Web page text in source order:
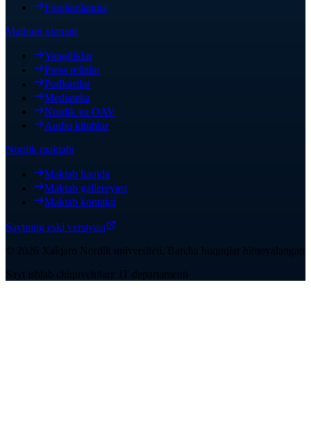
Fotojamlanma
Matbuot xizmati
Yangiliklar
Press relizlar
Podkastlar
Mediateka
Nordik va OAV
Audio kitoblar
Nordik maktabi
Maktab haqida
Maktab gallereyasi
Maktab kontakti
Saytning eski versiyasi
© 2026 Xalqaro Nordik universiteti. Barcha huquqlar himoyalangan
Sayt ishlab chiquvchilari: IT departamenti